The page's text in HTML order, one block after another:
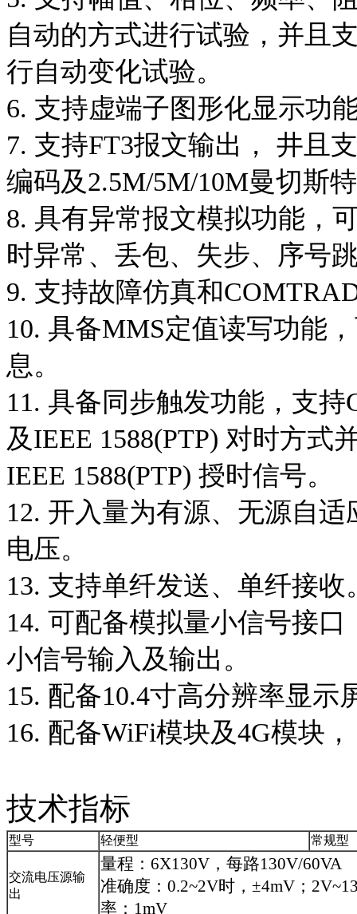
自动的方式进行试验，并且
行自动变化试验。
6. 支持虚端子图形化显示功
7. 支持FT3报文输出， 井且
编码及2.5M/5M/10M曼切斯
8. 具有异常报文模拟功能，
时异常、丢包、失步、序号
9. 支持故障仿真和
10. 具备MMS定值读写功能
息。
11. 具备同步触发功能，支持
及IEEE 1588(PTP) 对时方式
IEEE 1588(PTP) 授时信号。
12. 开入量为有源、无源自
电压。
13. 支持单纤发送、单纤接收
14. 可配备模拟量小信号接
小信号输入及输出。
15. 配备10.4寸高分辨率显示
16. 配备WiFi模块及4G模块
技术指标
型号 轻便型 常规型
交流电压源输
出
量程：6X130V，每路130V/60VA
准确度：0.2~2V时，±4mV；
率：1mV